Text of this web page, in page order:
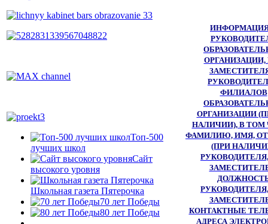
Топ-500
лучших школ
Сайт
высокого уровня
Школьная газета Пятерочка
70 лет Победы
80 лет Победы
ОРГАНИЗАЦИИ,
ФИЛИАЛОВ
ОРГАНИЗАЦИИ
НАЛИЧИИ), В ТОМ
ФАМИЛИЮ, ИМЯ,
(ПРИ
КОНТАКТНЫЕ
АДРЕСА